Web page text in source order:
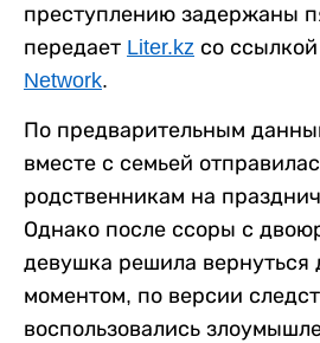
преступлению задержаны
передает Liter.kz со
Network.
По предварительным
вместе с семьей
родственникам на
Однако после ссоры с
девушка решила вернуться
моментом, по версии
воспользовались